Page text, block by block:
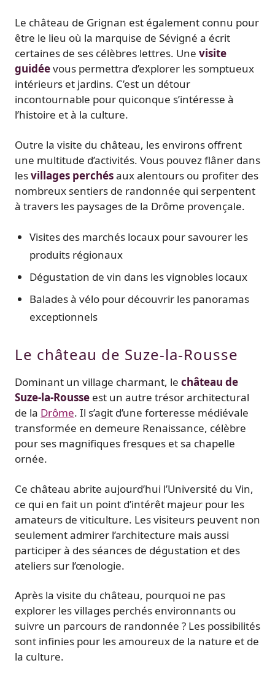
Le château de Grignan est également connu pour
être le lieu où la marquise de Sévigné a écrit
certaines de ses célèbres lettres. Une visite
guidéevous permettra d’explorer les somptueux
intérieurs et jardins. C’est un détour
incontournable pour quiconque s’intéresse à
l’histoire et à la culture.
Outre la visite du château, les environs offrent
une multitude d’activités. Vous pouvez flâner dans
lesvillages perchésaux alentours ou profiter des
nombreux sentiers de randonnée qui serpentent
à travers les paysages de la Drôme provençale.
Visites des marchés locaux pour savourer les
produits régionaux
Dégustation de vin dans les vignobles locaux
Balades à vélo pour découvrir les panoramas
exceptionnels
Le château de Suze-la-Rousse
Dominant un village charmant, le château de
Suze-la-Rousse est un autre trésor architectural
de la Drôme. Il s’agit d’une forteresse médiévale
transformée en demeure Renaissance, célèbre
pour ses magnifiques fresques et sa chapelle
ornée.
Ce château abrite aujourd’hui l’Université du Vin,
ce qui en fait un point d’intérêt majeur pour les
amateurs de viticulture. Les visiteurs peuvent non
seulement admirer l’architecture mais aussi
participer à des séances de dégustation et des
ateliers sur l’œnologie.
Après la visite du château, pourquoi ne pas
explorer les villages perchés environnants ou
suivre un parcours de randonnée ? Les possibilités
sont infinies pour les amoureux de la nature et de
la culture.